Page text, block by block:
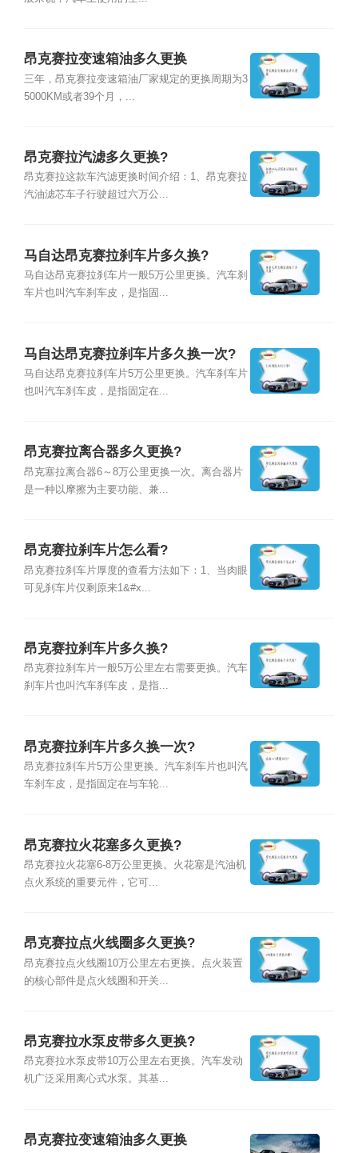
昂克赛拉变速箱油多久更换
三年，昂克赛拉变速箱油厂家规定的更换周期为3
5000KM或者39个月，...
昂克赛拉汽滤多久更换?
昂克赛拉这款车汽滤更换时间介绍：1、昂克赛拉
汽油滤芯车子行驶超过六万公...
马自达昂克赛拉刹车片多久换?
马自达昂克赛拉刹车片一般5万公里更换。汽车刹
车片也叫汽车刹车皮，是指固...
马自达昂克赛拉刹车片多久换一次?
马自达昂克赛拉刹车片5万公里更换。汽车刹车片
也叫汽车刹车皮，是指固定在...
昂克赛拉离合器多久更换?
昂克塞拉离合器6～8万公里更换一次。离合器片
是一种以摩擦为主要功能、兼...
昂克赛拉刹车片怎么看?
昂克赛拉刹车片厚度的查看方法如下：1、当肉眼
可见刹车片仅剩原来1&#x...
昂克赛拉刹车片多久换?
昂克赛拉刹车片一般5万公里左右需要更换。汽车
刹车片也叫汽车刹车皮，是指...
昂克赛拉刹车片多久换一次?
昂克赛拉刹车片5万公里更换。汽车刹车片也叫汽
车刹车皮，是指固定在与车轮...
昂克赛拉火花塞多久更换?
昂克赛拉火花塞6-8万公里更换。火花塞是汽油机
点火系统的重要元件，它可...
昂克赛拉点火线圈多久更换?
昂克赛拉点火线圈10万公里左右更换。点火装置
的核心部件是点火线圈和开关...
昂克赛拉水泵皮带多久更换?
昂克赛拉水泵皮带10万公里左右更换。汽车发动
机广泛采用离心式水泵。其基...
昂克赛拉变速箱油多久更换